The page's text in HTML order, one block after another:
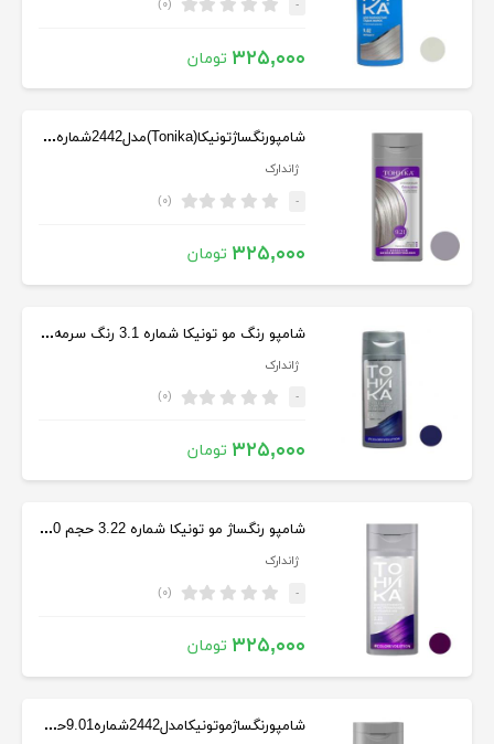
- (۰)
۳۲۵,۰۰۰ تومان
شامپورنگساژتونیکا(Tonika)مدل2442شماره9.21رنگ بلوندخاکستری150میل
ژاندارک
- (۰)
۳۲۵,۰۰۰ تومان
شامپو رنگ مو تونیکا شماره 3.1 رنگ سرمه ای حجم 150 میلی لیتر
ژاندارک
- (۰)
۳۲۵,۰۰۰ تومان
شامپو رنگساژ مو تونیکا شماره 3.22 حجم 150 میلی لیتر رنگ ارغوانی
ژاندارک
- (۰)
۳۲۵,۰۰۰ تومان
شامپورنگساژموتونیکامدل2442شماره9.01حجم150میلی رنگ بلوند دودی روشن